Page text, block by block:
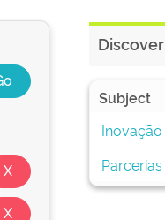
Discover
Subject
Inovação
Parcerias